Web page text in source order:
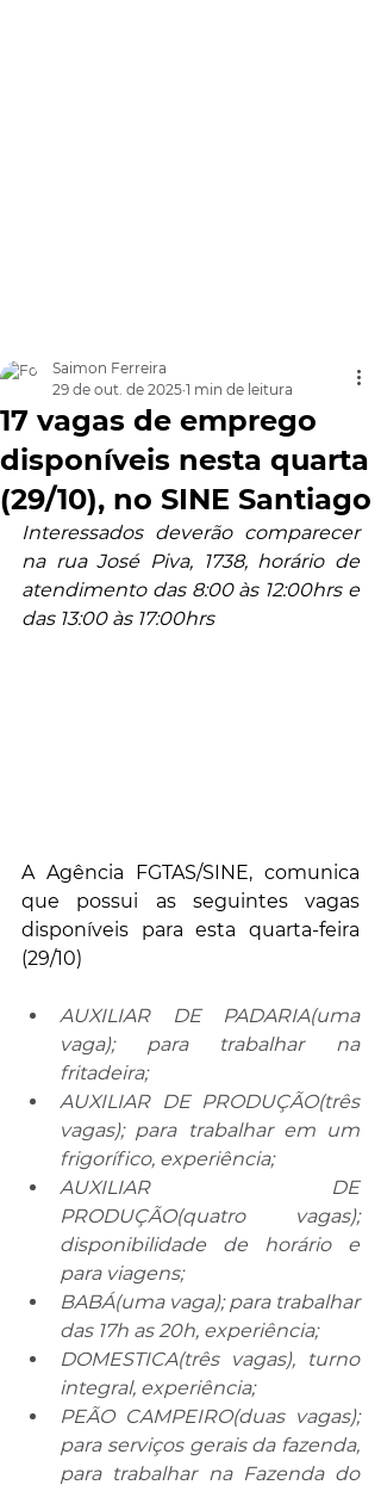
17 vagas de emprego
disponíveis nesta quarta
(29/10), no SINE Santiago
Saimon Ferreira
29 de out. de 2025 1 min de leitura
Interessados deverão comparecer
na rua José Piva, 1738, horário de
atendimento das 8:00 às 12:00hrs e
das 13:00 às 17:00hrs
A Agência FGTAS/SINE, comunica
que possui as seguintes vagas
disponíveis para esta quarta-feira
(29/10)
AUXILIAR DE PADARIA(uma
vaga); para trabalhar na
fritadeira;
AUXILIAR DE PRODUÇÃO(três
vagas); para trabalhar em um
frigorífico, experiência;
AUXILIAR DE
PRODUÇÃO(quatro vagas);
disponibilidade de horário e
para viagens;
BABÁ(uma vaga); para trabalhar
das 17h as 20h, experiência;
DOMESTICA(três vagas), turno
integral, experiência;
PEÃO CAMPEIRO(duas vagas);
para serviços gerais da fazenda,
para trabalhar na Fazenda do